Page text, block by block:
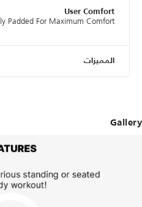
User Comfort
Padded For Maximum Comfort
المميزات
Gallery